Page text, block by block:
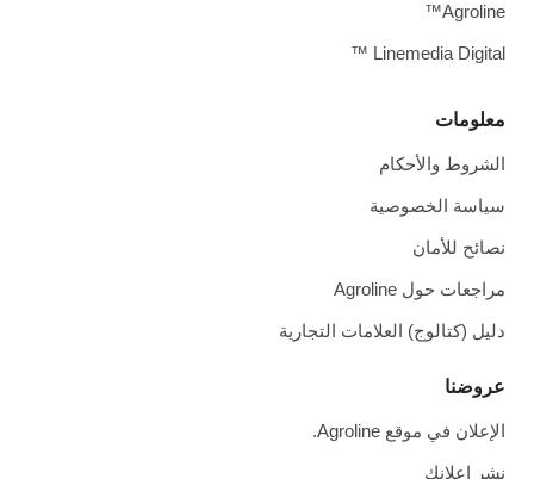
معلومات
الشروط والأحكام
سياسة الخصوصية
نصائح للأمان
مراجعات حول Agroline
دليل (كتالوج) العلامات التجارية
عروضنا
الإعلان في موقع Agroline.
نشر إعلانك
Agroline™
Linemedia Digital ™